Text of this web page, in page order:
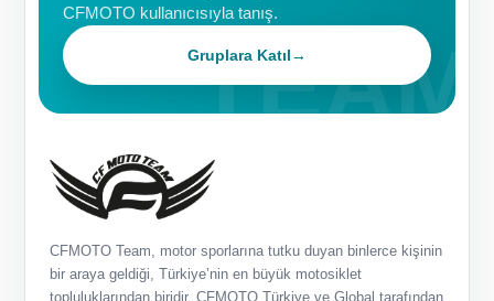
CFMOTO kullanıcısıyla tanış.
Gruplara Katıl→
CFMOTO Team, motor sporlarına tutku duyan binlerce kişinin
bir araya geldiği, Türkiye’nin en büyük motosiklet
topluluklarından biridir. CFMOTO Türkiye ve Global tarafından